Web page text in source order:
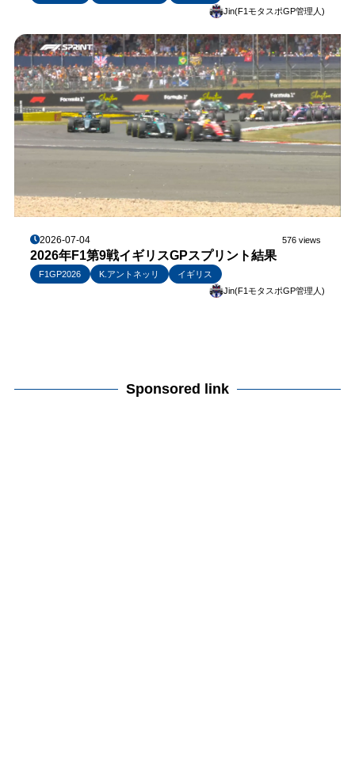
Jin(F1モタスポGP管理人)
2026-07-04 576 views
2026年F1第9戦イギリスGPスプリント結果
F1GP2026 K.アントネッリ
イギリス
Jin(F1モタスポGP管理人)
Sponsored link